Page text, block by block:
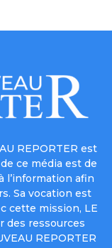
REPORTER est
ce média est de
l’information afin
Sa vocation est
cette mission, LE
des ressources
REPORTER